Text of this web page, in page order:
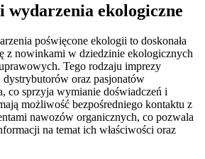
wydarzenia ekologiczne
poświęcone ekologii to doskonała
z nowinkami w dziedzinie ekologicznych
Tego rodzaju imprezy
dystrybutorów oraz pasjonatów
co sprzyja wymianie doświadczeń i
możliwość bezpośredniego kontaktu z
nawozów organicznych, co pozwala
na temat ich właściwości oraz